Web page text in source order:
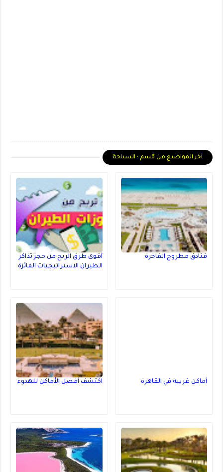
أخر المواضيع من قسم : السياحة
فنادق مطروح الفاخرة
أقوى طرق الربح من حجز تذاكر
الطيران الاستراتيجيات الفائزة
أماكن غريبة في القاهرة اكتشف أفضل الأماكن للهدوء